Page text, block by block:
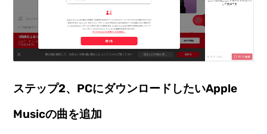
ステップ2、PCにダウンロードしたいApple
Musicの曲を追加